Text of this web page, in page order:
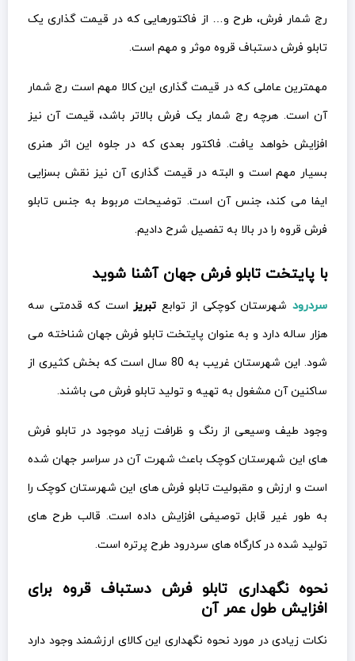
رج شمار فرش، طرح و… از فاکتورهایی که در قیمت گذاری یک
تابلو فرش دستباف قروه موثر و مهم است.
مهمترین عاملی که در قیمت گذاری این کالا مهم است رج شمار
آن است. هرچه رج شمار یک فرش بالاتر باشد، قیمت آن نیز
افزایش خواهد یافت. فاکتور بعدی که در جلوه این اثر هنری
بسیار مهم است و البته در قیمت گذاری آن نیز نقش بسزایی
ایفا می کند، جنس آن است. توضیحات مربوط به جنس تابلو
فرش قروه را در بالا به تفصیل شرح دادیم.
با پایتخت تابلو فرش جهان آشنا شوید
سردرودشهرستان کوچکی از توابع تبریزاست که قدمتی سه
هزار ساله دارد و به عنوان پایتخت تابلو فرش جهان شناخته می
شود. این شهرستان غریب به 80 سال است که بخش کثیری از
ساکنین آن مشغول به تهیه و تولید تابلو فرش می باشند.
وجود طیف وسیعی از رنگ و ظرافت زیاد موجود در تابلو فرش
های این شهرستان کوچک باعث شهرت آن در سراسر جهان شده
است و ارزش و مقبولیت تابلو فرش های این شهرستان کوچک را
به طور غیر قابل توصیفی افزایش داده است. قالب طرح های
تولید شده در کارگاه های سردرود طرح پرتره است.
نحوه نگهداری تابلو فرش دستباف قروه برای
افزایش طول عمر آن
نکات زیادی در مورد نحوه نگهداری این کالای ارزشمند وجود دارد